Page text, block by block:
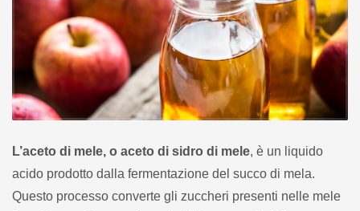
L’aceto di mele, o aceto di sidro di mele, è un liquido
acido prodotto dalla fermentazione del succo di mela.
Questo processo converte gli zuccheri presenti nelle mele